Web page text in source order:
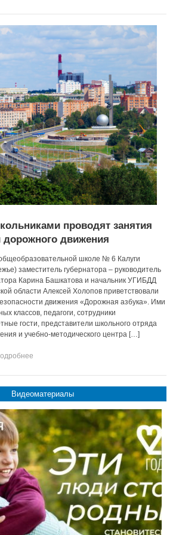
проводят занятия
дорожного движения
школе № 6 Калуги
заместитель губернатора – руководитель
Карина Башкатова и начальник УГИБДД
области Алексей Холопов приветствовали
движения «Дорожная азбука». Ими
классов, педагоги, сотрудники
гости, представители школьного отряда
и учебно-методического центра […]
Видеоматериалы